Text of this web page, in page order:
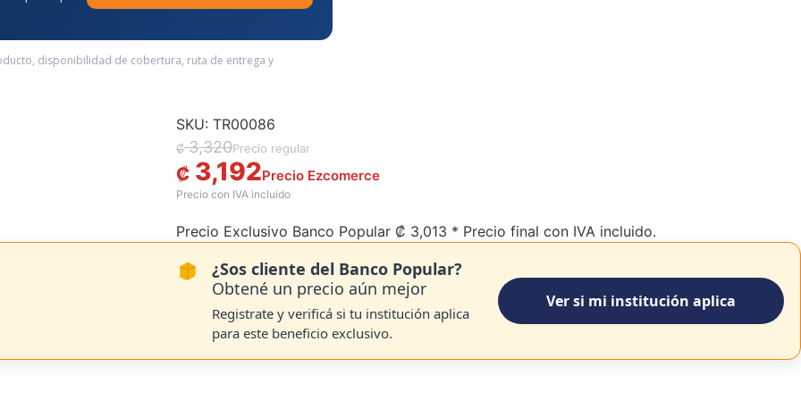
disponibilidad de cobertura, ruta de entrega y
SKU: TR00086
₡3,320
El precio original era: ₡ 3,320.
₡ 3,192
El precio actual es: ₡ 3,192.
Precio Exclusivo Banco Popular ₡ 3,013 * Precio final con IVA incluido.
¿Sos cliente del Banco Popular?
Obtené un precio aún mejor
Registrate y verificá si tu institución aplica
para este beneficio exclusivo.
Ver si mi institución aplica